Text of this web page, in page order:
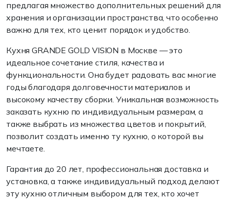
предлагая множество дополнительных решений для
хранения и организации пространства, что особенно
важно для тех, кто ценит порядок и удобство.
Кухня GRANDE GOLD VISION в Москве — это
идеальное сочетание стиля, качества и
функциональности. Она будет радовать вас многие
годы благодаря долговечности материалов и
высокому качеству сборки. Уникальная возможность
заказать кухню по индивидуальным размерам, а
также выбрать из множества цветов и покрытий,
позволит создать именно ту кухню, о которой вы
мечтаете.
Гарантия до 20 лет, профессиональная доставка и
установка, а также индивидуальный подход делают
эту кухню отличным выбором для тех, кто хочет